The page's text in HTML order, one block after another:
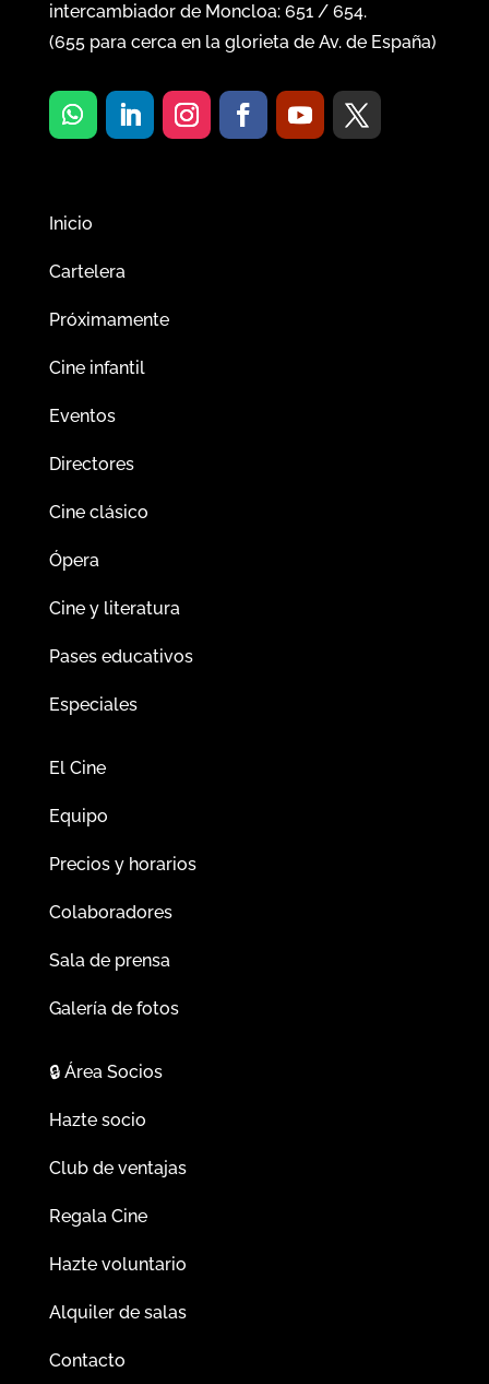
intercambiador de Moncloa: 651/ 654.
(655para cerca en la glorieta de Av. de España)
Inicio
Cartelera
Próximamente
Cine infantil
Eventos
Directores
Cine clásico
Ópera
Cine y literatura
Pases educativos
Especiales
El Cine
Equipo
Precios y horarios
Colaboradores
Sala de prensa
Galería de fotos
🔒Área Socios
Hazte socio
Club de ventajas
Regala Cine
Hazte voluntario
Alquiler de salas
Contacto